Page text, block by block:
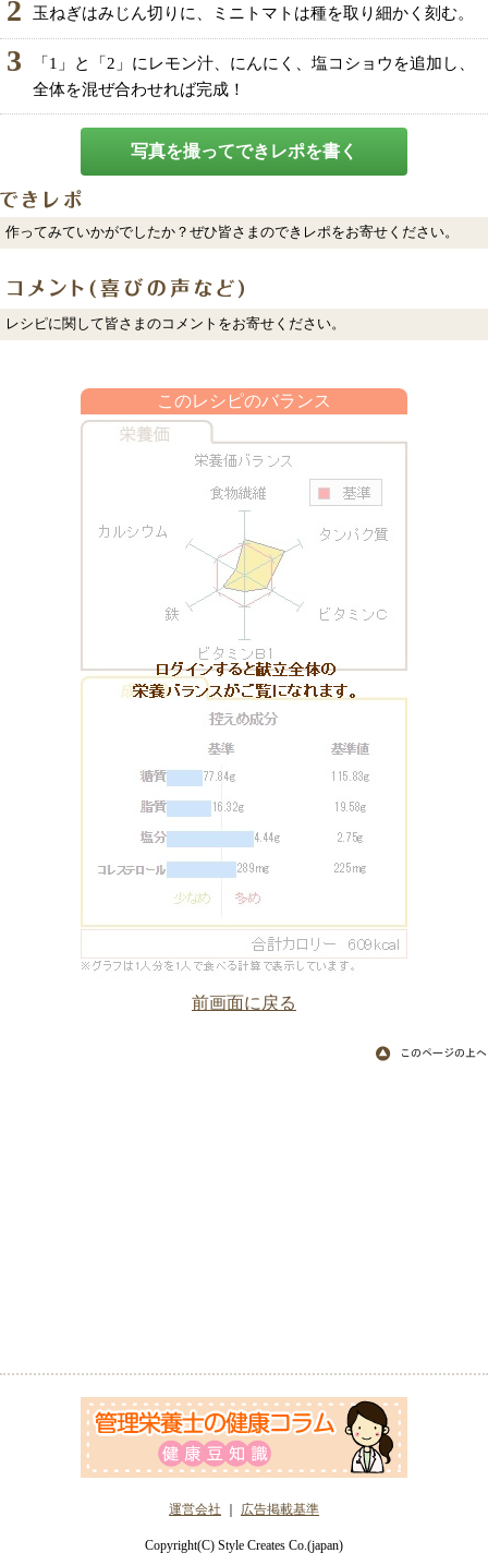
2 玉ねぎはみじん切りに、ミニトマトは種を取り細かく刻む。
3
「1」と「2」にレモン汁、にんにく、塩コショウを追加し、
全体を混ぜ合わせれば完成！
写真を撮ってできレポを書く
作ってみていかがでしたか？ぜひ皆さまのできレポをお寄せください。
レシピに関して皆さまのコメントをお寄せください。
このレシピのバランス
前画面に戻る
運営会社 広告掲載基準
Copyright(C) Style Creates Co.(japan)